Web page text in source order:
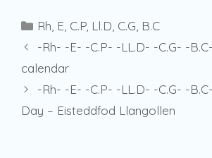
Categories
Rh E C.P, Ll.D C.G B.C
-Rh- -E- -C.P- -LL.D- -C.G- -
calendar
-Rh- -E- -C.P- -LL.D- -C.G- -
Day – Eisteddfod Llangollen